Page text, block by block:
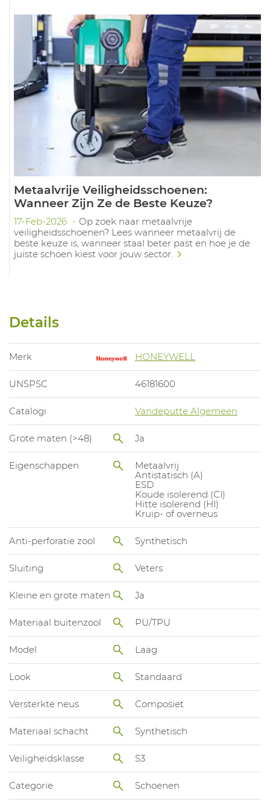
Metaalvrije Veiligheidsschoenen:
Wanneer Zijn Ze de Beste Keuze?
17-Feb-2026
Op zoek naar metaalvrije
veiligheidsschoenen? Lees wanneer metaalvrij de
beste keuze is, wanneer staal beter past en hoe je de
juiste schoen kiest voor jouw sector.
Details
Merk HONEYWELL
UNSPSC 46181600
Catalogi Vandeputte Algemeen
Grote maten (>48) Ja
Eigenschappen
Metaalvrij
Antistatisch (A)
ESD
Koude isolerend (CI)
Hitte isolerend (HI)
Kruip- of overneus
Anti-perforatie zool Synthetisch
Sluiting Veters
Kleine en grote maten Ja
Materiaal buitenzool PU/TPU
Model Laag
Look Standaard
Versterkte neus Composiet
Materiaal schacht Synthetisch
Veiligheidsklasse S3
Categorie Schoenen